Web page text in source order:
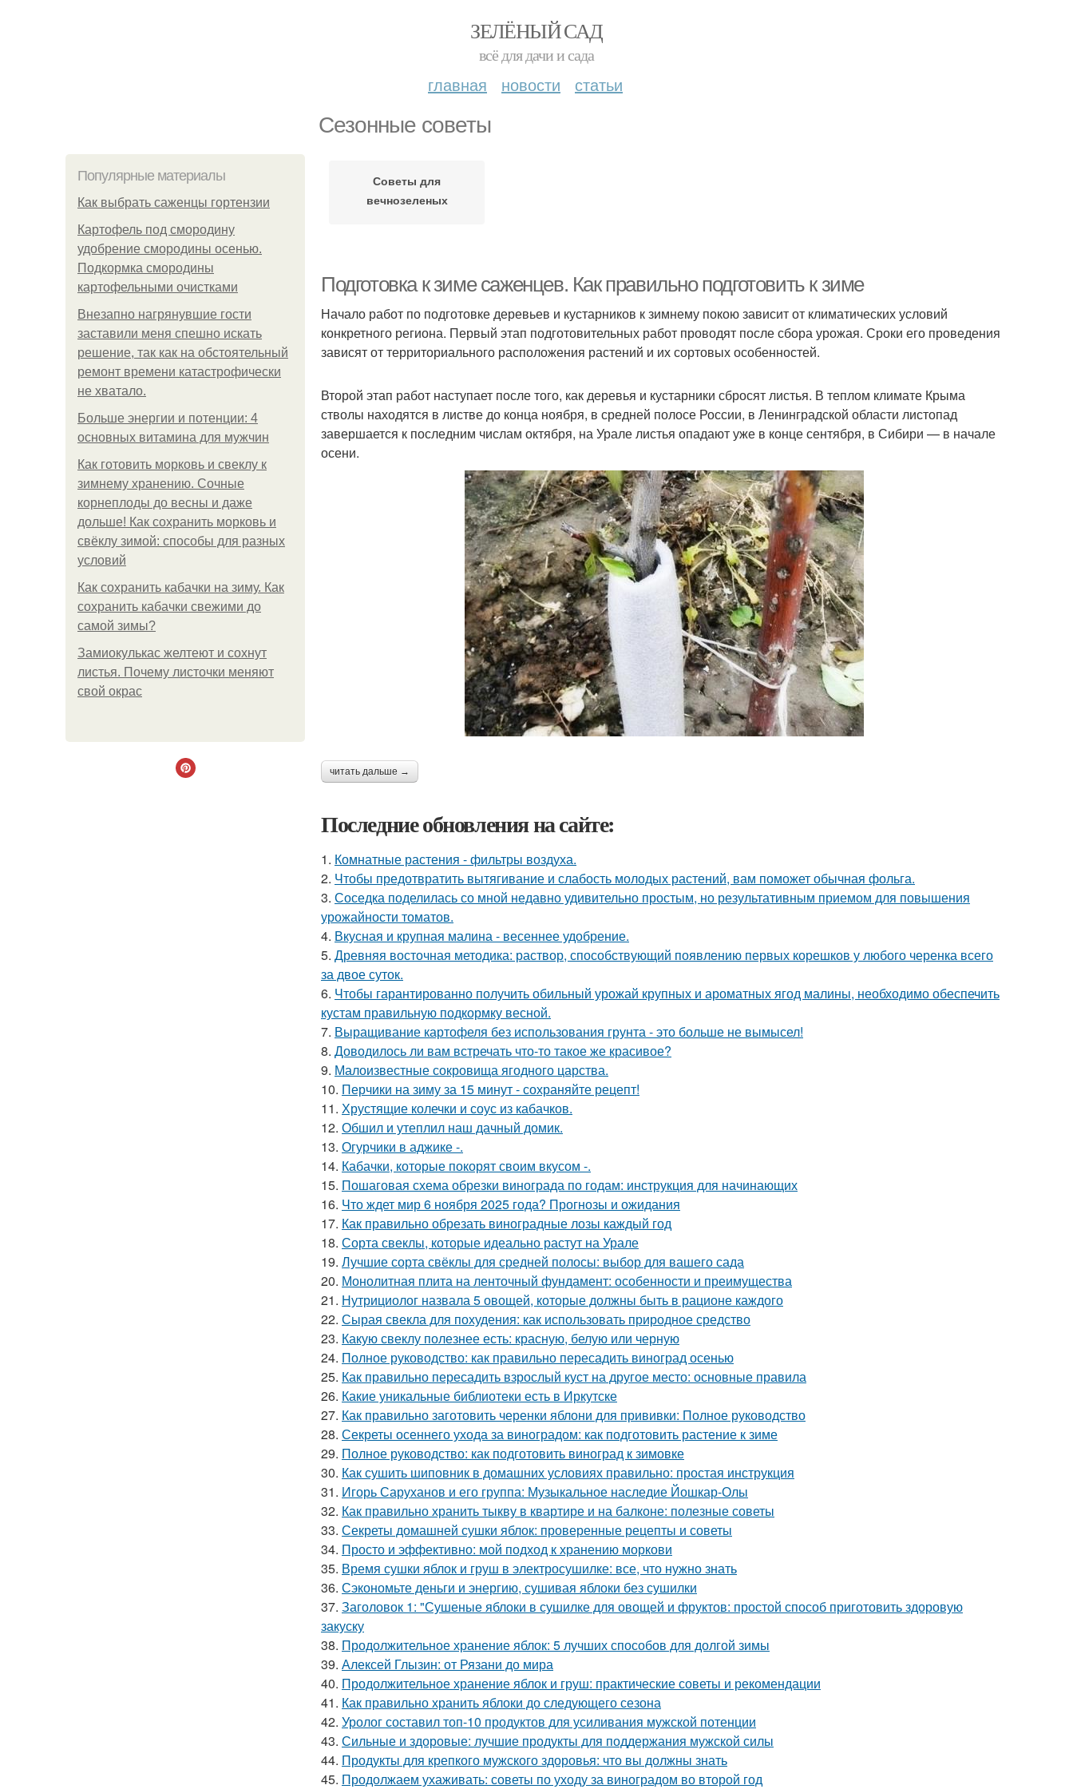
ЗЕЛЁНЫЙ САД
всё для дачи и сада
главная новости статьи
Сезонные советы
Популярные материалы
Как выбрать саженцы гортензии
Картофель под смородину
удобрение смородины осенью.
Подкормка смородины
картофельными очистками
Внезапно нагрянувшие гости
заставили меня спешно искать
решение, так как на обстоятельный
ремонт времени катастрофически
не хватало.
Больше энергии и потенции: 4
основных витамина для мужчин
Как готовить морковь и свеклу к
зимнему хранению. Сочные
корнеплоды до весны и даже
дольше! Как сохранить морковь и
свёклу зимой: способы для разных
условий
Как сохранить кабачки на зиму. Как
сохранить кабачки свежими до
самой зимы?
Замиокулькас желтеют и сохнут
листья. Почему листочки меняют
свой окрас
Советы для
вечнозеленых
Подготовка к зиме саженцев. Как правильно подготовить к зиме
Начало работ по подготовке деревьев и кустарников к зимнему покою зависит от климатических условий
конкретного региона. Первый этап подготовительных работ проводят после сбора урожая. Сроки его проведения
зависят от территориального расположения растений и их сортовых особенностей.
Второй этап работ наступает после того, как деревья и кустарники сбросят листья. В теплом климате Крыма
стволы находятся в листве до конца ноября, в средней полосе России, в Ленинградской области листопад
завершается к последним числам октября, на Урале листья опадают уже в конце сентября, в Сибири — в начале
осени.
читать дальше →
Последние обновления на сайте:
1. Комнатные растения - фильтры воздуха.
2. Чтобы предотвратить вытягивание и слабость молодых растений, вам поможет обычная фольга.
3. Соседка поделилась со мной недавно удивительно простым, но результативным приемом для повышения
урожайности томатов.
4. Вкусная и крупная малина - весеннее удобрение.
5. Древняя восточная методика: раствор, способствующий появлению первых корешков у любого черенка всего
за двое суток.
6. Чтобы гарантированно получить обильный урожай крупных и ароматных ягод малины, необходимо обеспечить
кустам правильную подкормку весной.
7. Выращивание картофеля без использования грунта - это больше не вымысел!
8. Доводилось ли вам встречать что-то такое же красивое?
9. Малоизвестные сокровища ягодного царства.
10. Перчики на зиму за 15 минут - сохраняйте рецепт!
11. Хрустящие колечки и соус из кабачков.
12. Обшил и утеплил наш дачный домик.
13. Огурчики в аджике -.
14. Кабачки, которые покорят своим вкусом -.
15. Пошаговая схема обрезки винограда по годам: инструкция для начинающих
16. Что ждет мир 6 ноября 2025 года? Прогнозы и ожидания
17. Как правильно обрезать виноградные лозы каждый год
18. Сорта свеклы, которые идеально растут на Урале
19. Лучшие сорта свёклы для средней полосы: выбор для вашего сада
20. Монолитная плита на ленточный фундамент: особенности и преимущества
21. Нутрициолог назвала 5 овощей, которые должны быть в рационе каждого
22. Сырая свекла для похудения: как использовать природное средство
23. Какую свеклу полезнее есть: красную, белую или черную
24. Полное руководство: как правильно пересадить виноград осенью
25. Как правильно пересадить взрослый куст на другое место: основные правила
26. Какие уникальные библиотеки есть в Иркутске
27. Как правильно заготовить черенки яблони для прививки: Полное руководство
28. Секреты осеннего ухода за виноградом: как подготовить растение к зиме
29. Полное руководство: как подготовить виноград к зимовке
30. Как сушить шиповник в домашних условиях правильно: простая инструкция
31. Игорь Саруханов и его группа: Музыкальное наследие Йошкар-Олы
32. Как правильно хранить тыкву в квартире и на балконе: полезные советы
33. Секреты домашней сушки яблок: проверенные рецепты и советы
34. Просто и эффективно: мой подход к хранению моркови
35. Время сушки яблок и груш в электросушилке: все, что нужно знать
36. Сэкономьте деньги и энергию, сушивая яблоки без сушилки
37. Заголовок 1: "Сушеные яблоки в сушилке для овощей и фруктов: простой способ приготовить здоровую
закуску
38. Продолжительное хранение яблок: 5 лучших способов для долгой зимы
39. Алексей Глызин: от Рязани до мира
40. Продолжительное хранение яблок и груш: практические советы и рекомендации
41. Как правильно хранить яблоки до следующего сезона
42. Уролог составил топ-10 продуктов для усиливания мужской потенции
43. Сильные и здоровые: лучшие продукты для поддержания мужской силы
44. Продукты для крепкого мужского здоровья: что вы должны знать
45. Продолжаем ухаживать: советы по уходу за виноградом во второй год